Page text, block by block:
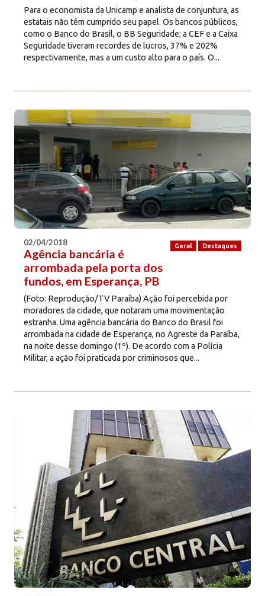
Para o economista da Unicamp e analista de conjuntura, as
estatais não têm cumprido seu papel. Os bancos públicos,
como o Banco do Brasil, o BB Seguridade; a CEF e a Caixa
Seguridade tiveram recordes de lucros, 37% e 202%
respectivamente, mas a um custo alto para o país. O...
Geral Destaques
02/04/2018
Agência bancária é
arrombada pela porta dos
fundos, em Esperança, PB
(Foto: Reprodução/TV Paraíba) Ação foi percebida por
moradores da cidade, que notaram uma movimentação
estranha. Uma agência bancária do Banco do Brasil foi
arrombada na cidade de Esperança, no Agreste da Paraíba,
na noite desse domingo (1º). De acordo com a Polícia
Militar, a ação foi praticada por criminosos que...